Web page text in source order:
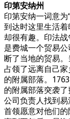
印第安纳州
印第安纳一词意
到达时这里生活
却很有趣。印法
是费城一个贸易
断了当地的贸易。
占领了远离自己
的附属部落。
的附属部落突袭了
公司负责人找到易
首领愿意对他们的